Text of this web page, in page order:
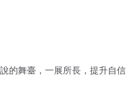
的舞臺，一展所長，提升自信